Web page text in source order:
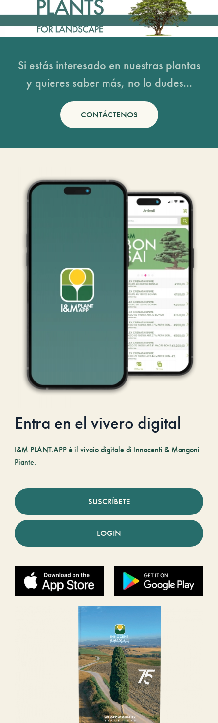
Si estás interesado en nuestras plantas
y quieres saber más, no lo dudes...
CONTÁCTENOS
Entra en el vivero digital
I&M PLANT.APP è il vivaio digitale di Innocenti & Mangoni
Piante.
SUSCRÍBETE
LOGIN